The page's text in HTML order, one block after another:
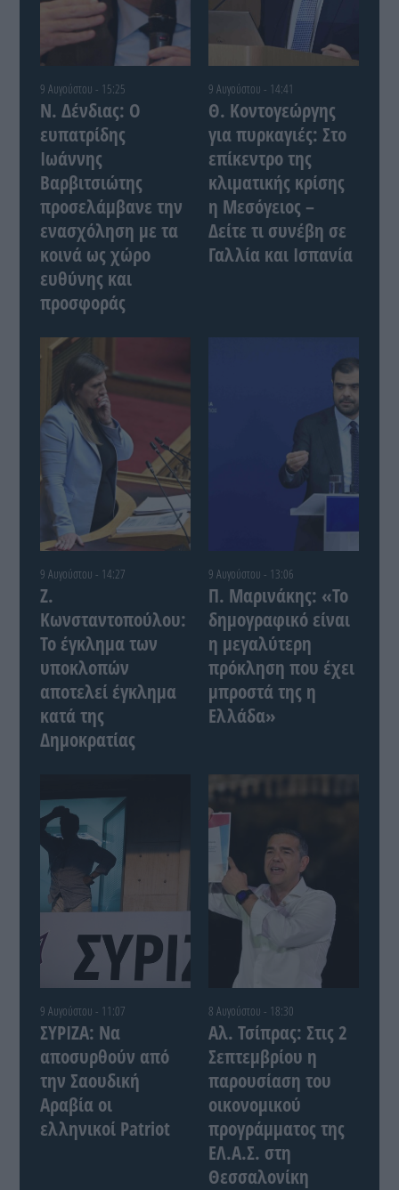
9 Αυγούστου - 15:25
Ν. Δένδιας: Ο
ευπατρίδης
Ιωάννης
Βαρβιτσιώτης
προσελάμβανε την
ενασχόληση με τα
κοινά ως χώρο
ευθύνης και
προσφοράς
9 Αυγούστου - 14:41
Θ. Κοντογεώργης
για πυρκαγιές: Στο
επίκεντρο της
κλιματικής κρίσης
η Μεσόγειος –
Δείτε τι συνέβη σε
Γαλλία και Ισπανία
9 Αυγούστου - 14:27
Ζ.
Κωνσταντοπούλου:
Το έγκλημα των
υποκλοπών
αποτελεί έγκλημα
κατά της
Δημοκρατίας
9 Αυγούστου - 13:06
Π. Μαρινάκης: «Το
δημογραφικό είναι
η μεγαλύτερη
πρόκληση που έχει
μπροστά της η
Ελλάδα»
9 Αυγούστου - 11:07
ΣΥΡΙΖΑ: Να
αποσυρθούν από
την Σαουδική
Αραβία οι
ελληνικοί Patriot
8 Αυγούστου - 18:30
Αλ. Τσίπρας: Στις 2
Σεπτεμβρίου η
παρουσίαση του
οικονομικού
προγράμματος της
ΕΛ.Α.Σ. στη
Θεσσαλονίκη